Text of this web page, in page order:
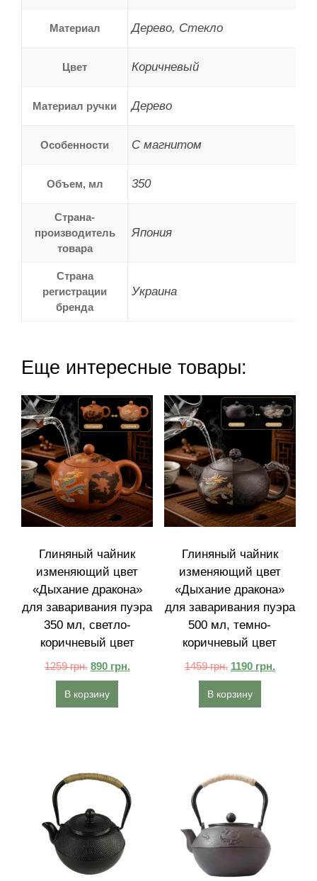
Материал Дерево, Стекло
Цвет Коричневый
Материал ручки Дерево
Особенности C магнитом
Объем, мл 350
Страна-
производитель
товара
Япония
Страна
регистрации
бренда
Украина
Еще интересные товары:
Глиняный чайник
изменяющий цвет
«Дыхание дракона»
для заваривания пуэра
350 мл, светло-
коричневый цвет
1259грн. 890 грн.
В корзину
Глиняный чайник
изменяющий цвет
«Дыхание дракона»
для заваривания пуэра
500 мл, темно-
коричневый цвет
1459грн. 1190 грн.
В корзину